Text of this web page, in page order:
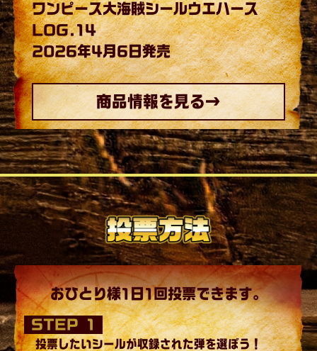
ワンピース大海賊シールウエハース
LOG.14
2026年4月6日発売
商品情報を見る→
おひとり様1日1回投票できます。
STEP 1
投票したいシールが収録された弾を選ぼう！